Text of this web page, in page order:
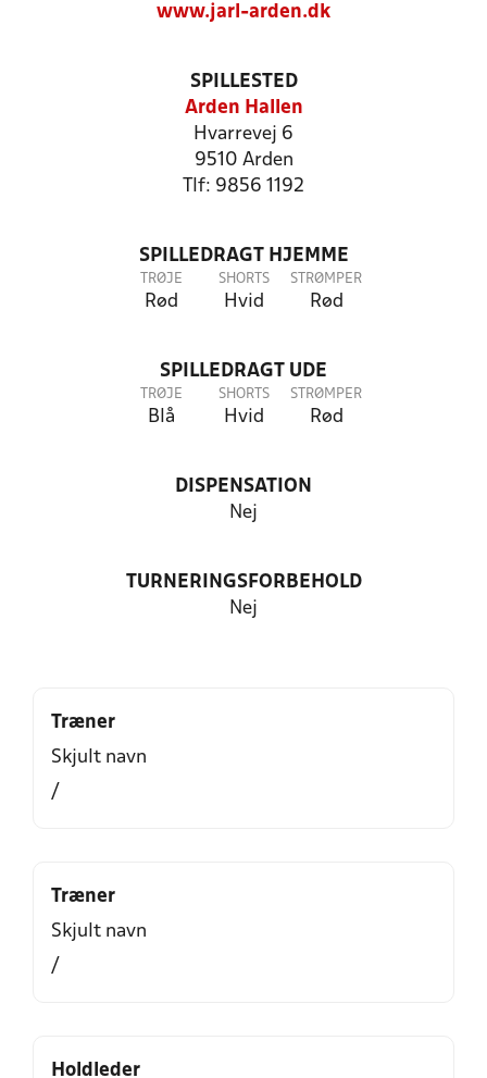
www.jarl-arden.dk
SPILLESTED
Arden Hallen
Hvarrevej 6
9510 Arden
Tlf: 9856 1192
SPILLEDRAGT HJEMME
TRØJE
Rød
SHORTS
Hvid
STRØMPER
Rød
SPILLEDRAGT UDE
TRØJE
Blå
SHORTS
Hvid
STRØMPER
Rød
DISPENSATION
Nej
TURNERINGSFORBEHOLD
Nej
Træner
Skjult navn
/
Træner
Skjult navn
/
Holdleder